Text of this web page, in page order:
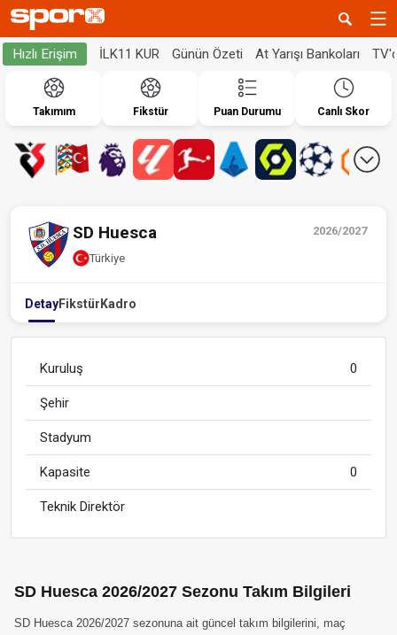
Hızlı Erişim İLK11 KUR Günün Özeti At Yarışı Bankoları
Takımım Fikstür Puan Durumu Canlı Skor
2026/2027
SD Huesca
Türkiye
DetayFikstür Kadro
Kuruluş 0
Şehir
Stadyum
Kapasite 0
Teknik Direktör
SD Huesca 2026/2027 Sezonu Takım Bilgileri
SD Huesca 2026/2027 sezonuna ait güncel takım bilgilerini, maç